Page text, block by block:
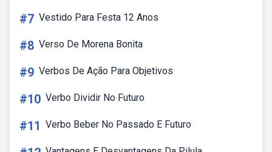
#7 Vestido Para Festa 12 Anos
#8 Verso De Morena Bonita
#9 Verbos De Ação Para Objetivos
#10 Verbo Dividir No Futuro
#11 Verbo Beber No Passado E Futuro